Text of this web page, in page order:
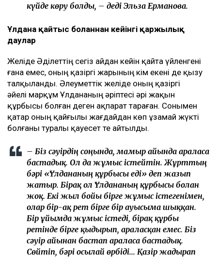
күйде көру болды, – деді Эльза Ерманова.
Ұлдана қайтыс болғаннан кейінгі қаржылық
даулар
Желіде Әділеттің сегіз айдан кейін қайта үйленгені
ғана емес, оның қазіргі жарының кім екені де қызу
талқыланды. Әлеуметтік желіде оның қазіргі
әйелі марқұм Ұлдананың әріптесі әрі жақын
құрбысы болған деген ақпарат тараған. Сонымен
қатар оның қайғылы жағдайдан көп ұзамай жүкті
болғаны туралы қауесет те айтылды.
– Біз сәуірдің соңында, мамыр айында араласа
бастадық. Ол да жұмыс істейтін. Жұрттың
бәрі «Ұлдананың құрбысы еді» деп жазып
жатыр. Бірақ ол Ұлдананың құрбысы болған
жоқ. Екі жыл бойы бірге жұмыс істегенімен,
олар бір-ақ рет бірге бір ауысымға шыққан.
Бір ұйымда жұмыс істеді, бірақ құрбы
ретінде бірге қыдырып, араласқан емес. Біз
сәуір айынан бастап араласа бастадық.
Сөйтіп, бәрі осылай өрбіді... Қазір жадырап